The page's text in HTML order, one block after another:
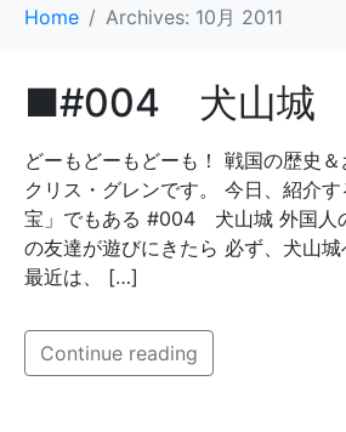
Home Archives: 10月 2011
■#004 犬山城
どーもどーもどーも！ 戦国の歴史＆
クリス・グレンです。 今日、紹介
宝」でもある #004 犬山城 外国人
の友達が遊びにきたら 必ず、犬山城
最近は、 […]
Continue reading